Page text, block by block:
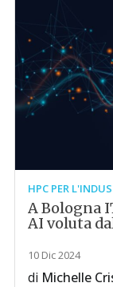
HPC PER
A Bologna
AI voluta
10 Dic 2024
di Michelle